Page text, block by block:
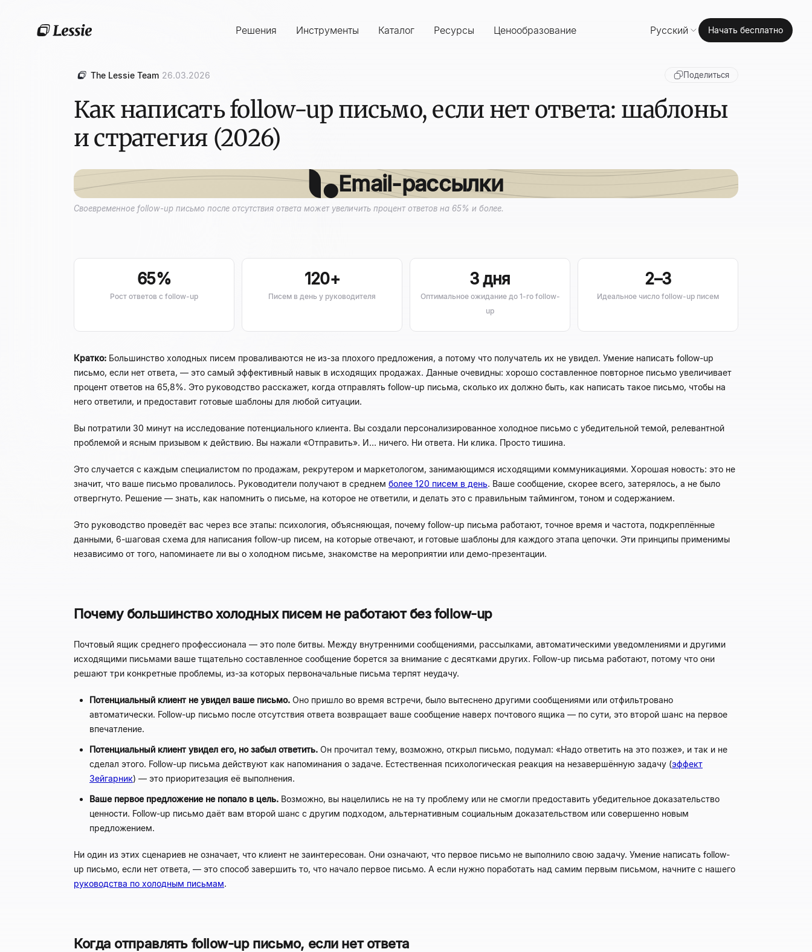
Решения Инструменты Каталог Ресурсы Ценообразование Русский Начать бесплатно
The Lessie Team 26.03.2026 Поделиться
Как написать follow-up письмо, если нет ответа: шаблоны
и стратегия (2026)
Email-рассылки
Своевременное follow-up письмо после отсутствия ответа может увеличить процент ответов на 65% и более.
65%
Рост ответов с follow-up
120+
Писем в день у руководителя
3 дня
Оптимальное ожидание до 1-го follow-
up
2–3
Идеальное число follow-up писем
Кратко: Большинство холодных писем проваливаются не из-за плохого предложения, а потому что получатель их не увидел. Умение написать follow-up
письмо, если нет ответа, — это самый эффективный навык в исходящих продажах. Данные очевидны: хорошо составленное повторное письмо увеличивает
процент ответов на 65,8%. Это руководство расскажет, когда отправлять follow-up письма, сколько их должно быть, как написать такое письмо, чтобы на
него ответили, и предоставит готовые шаблоны для любой ситуации.
Вы потратили 30 минут на исследование потенциального клиента. Вы создали персонализированное холодное письмо с убедительной темой, релевантной
проблемой и ясным призывом к действию. Вы нажали «Отправить». И… ничего. Ни ответа. Ни клика. Просто тишина.
Это случается с каждым специалистом по продажам, рекрутером и маркетологом, занимающимся исходящими коммуникациями. Хорошая новость: это не
значит, что ваше письмо провалилось. Руководители получают в среднем более 120 писем в день. Ваше сообщение, скорее всего, затерялось, а не было
отвергнуто. Решение — знать, как напомнить о письме, на которое не ответили, и делать это с правильным таймингом, тоном и содержанием.
Это руководство проведёт вас через все этапы: психология, объясняющая, почему follow-up письма работают, точное время и частота, подкреплённые
данными, 6-шаговая схема для написания follow-up писем, на которые отвечают, и готовые шаблоны для каждого этапа цепочки. Эти принципы применимы
независимо от того, напоминаете ли вы о холодном письме, знакомстве на мероприятии или демо-презентации.
Почему большинство холодных писем не работают без follow-up
Почтовый ящик среднего профессионала — это поле битвы. Между внутренними сообщениями, рассылками, автоматическими уведомлениями и другими
исходящими письмами ваше тщательно составленное сообщение борется за внимание с десятками других. Follow-up письма работают, потому что они
решают три конкретные проблемы, из-за которых первоначальные письма терпят неудачу.
Потенциальный клиент не увидел ваше письмо. Оно пришло во время встречи, было вытеснено другими сообщениями или отфильтровано
автоматически. Follow-up письмо после отсутствия ответа возвращает ваше сообщение наверх почтового ящика — по сути, это второй шанс на первое
впечатление.
Потенциальный клиент увидел его, но забыл ответить. Он прочитал тему, возможно, открыл письмо, подумал: «Надо ответить на это позже», и так и не
сделал этого. Follow-up письма действуют как напоминания о задаче. Естественная психологическая реакция на незавершённую задачу (эффект
Зейгарник) — это приоритезация её выполнения.
Ваше первое предложение не попало в цель. Возможно, вы нацелились не на ту проблему или не смогли предоставить убедительное доказательство
ценности. Follow-up письмо даёт вам второй шанс с другим подходом, альтернативным социальным доказательством или совершенно новым
предложением.
Ни один из этих сценариев не означает, что клиент не заинтересован. Они означают, что первое письмо не выполнило свою задачу. Умение написать follow-
up письмо, если нет ответа, — это способ завершить то, что начало первое письмо. А если нужно поработать над самим первым письмом, начните с нашего
руководства по холодным письмам.
Когда отправлять follow-up письмо, если нет ответа